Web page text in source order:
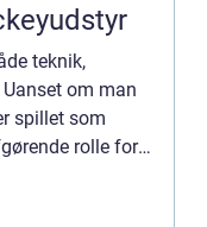
teknik,
om man
spillet som
rolle for